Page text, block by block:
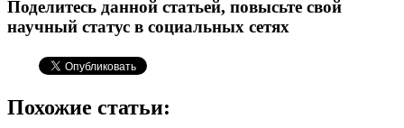
Поделитесь данной статьей, повысьте свой
научный статус в социальных сетях
Похожие статьи: